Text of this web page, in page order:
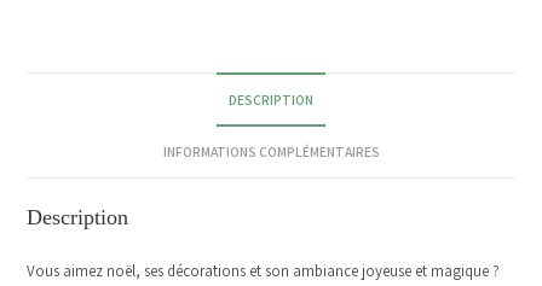
DESCRIPTION
INFORMATIONS COMPLÉMENTAIRES
Description
Vous aimez noël, ses décorations et son ambiance joyeuse et magique ?